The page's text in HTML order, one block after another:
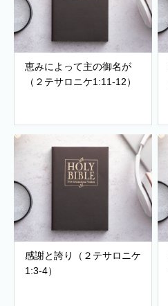
恵みによって主の御名が
（２テサロニケ1:11-12）
感謝と誇り（２テサロニケ
1:3-4）